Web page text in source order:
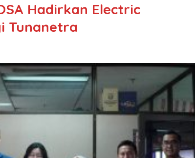
Hadirkan Electric
Tunanetra